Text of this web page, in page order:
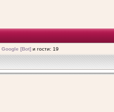
Google [Bot] и гости: 19